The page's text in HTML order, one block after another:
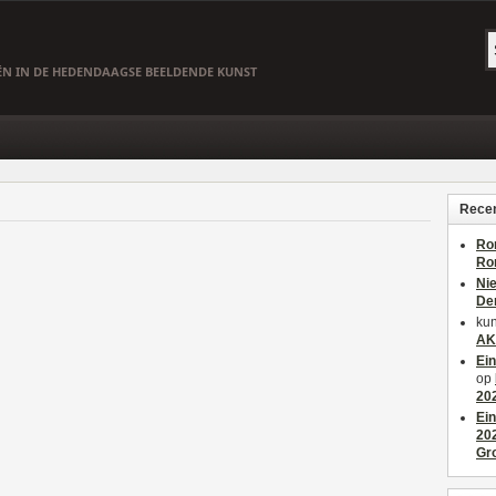
IN DE HEDENDAAGSE BEELDENDE KUNST
op